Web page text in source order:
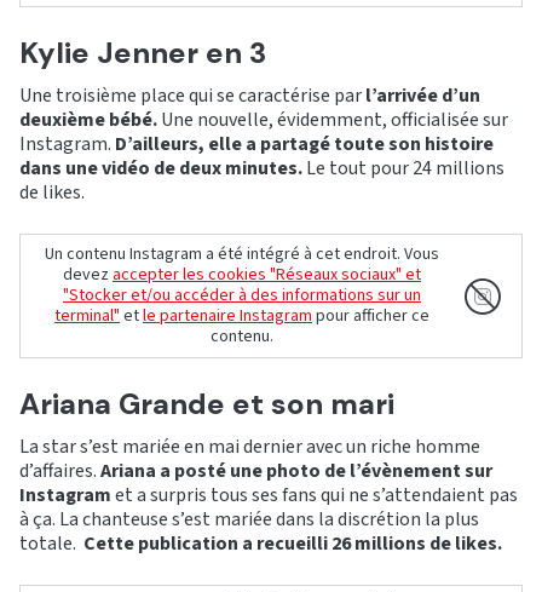
Kylie Jenner en 3
Une troisième place qui se caractérise parl’arrivée d’un
deuxième bébé.Une nouvelle, évidemment, officialisée sur
Instagram. D’ailleurs, elle a partagé toute son histoire
dans une vidéo de deux minutes.Le tout pour 24 millions
de likes.
Un contenu Instagram a été intégré à cet endroit. Vous
devezaccepter les cookies "Réseaux sociaux" et
"Stocker et/ou accéder à des informations sur un
terminal"etle partenaire Instagrampour afficher ce
contenu.
Ariana Grande et son mari
La star s’est mariée en mai dernier avec un riche homme
d’affaires.Ariana a posté une photo de l’évènement sur
Instagramet a surpris tous ses fans qui ne s’attendaient pas
à ça. La chanteuse s’est mariée dans la discrétion la plus
totale. Cette publication a recueilli 26 millions de likes.